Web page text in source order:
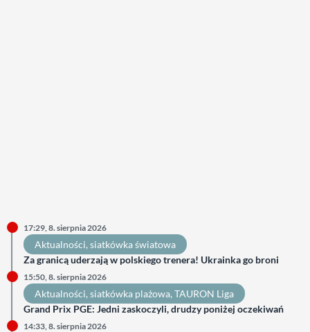
17:29, 8. sierpnia 2026
Aktualności, siatkówka światowa
Za granicą uderzają w polskiego trenera! Ukrainka go broni
15:50, 8. sierpnia 2026
Aktualności, siatkówka plażowa, TAURON Liga
Grand Prix PGE: Jedni zaskoczyli, drudzy poniżej oczekiwań
14:33, 8. sierpnia 2026